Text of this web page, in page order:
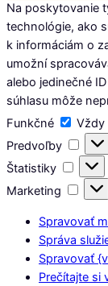
Na poskytovanie
technológie, ako
k informáciám o
umožní
alebo jedinečné
súhlasu môže
Funkčné
Vždy
Predvoľby
Štatistiky
Marketing
Spravovať
Správa
Spravovať
Prečítajte si